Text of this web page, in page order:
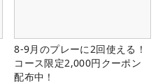
8-9月のプレーに2回使える！
コース限定2,000円クーポン
配布中！